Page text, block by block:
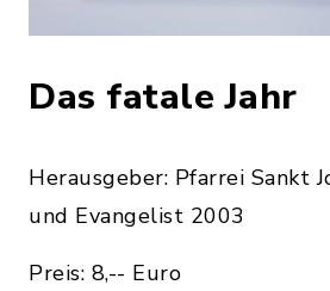
Das fatale Jahr
Herausgeber: Pfarrei Sankt
und Evangelist 2003
Preis: 8,-- Euro